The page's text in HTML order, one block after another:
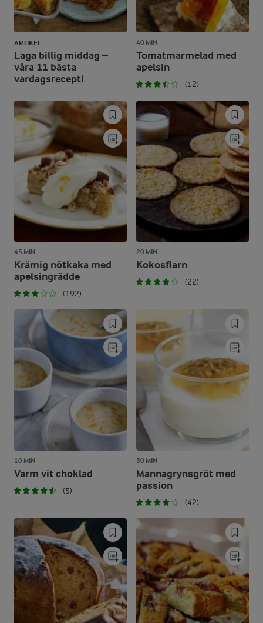
ARTIKEL
Laga billig middag –
våra 11 bästa
vardagsrecept!
40 MIN
Tomatmarmelad med
apelsin
(12)
45 MIN
Krämig nötkaka med
apelsingrädde
(192)
20 MIN
Kokosflarn
(22)
10 MIN
Varm vit choklad
(5)
30 MIN
Mannagrynsgröt med
passion
(42)